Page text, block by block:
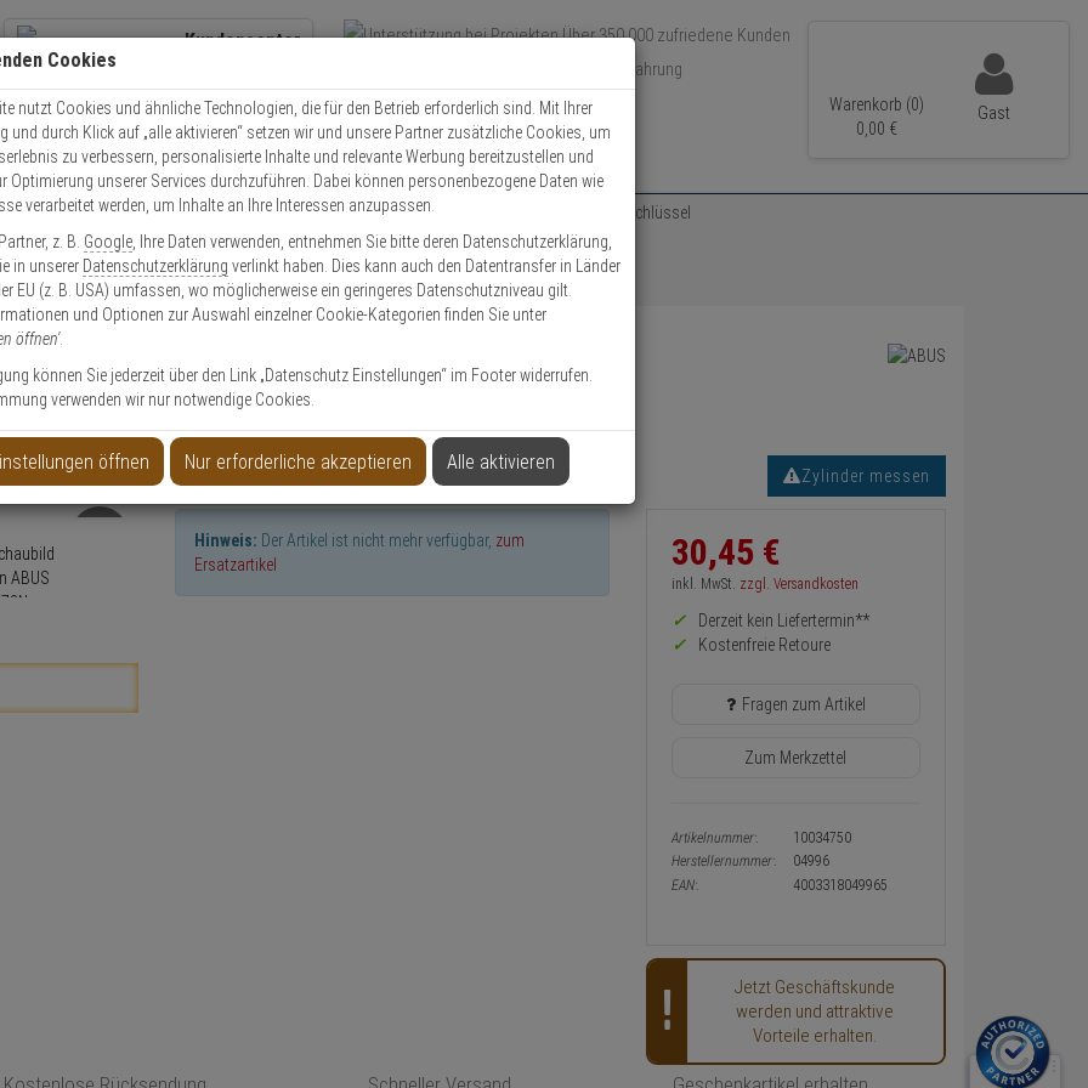
Kundencenter
Kontaktservice nutzen
Mo. - Do.: 8:00 - 16:30 Fr. 8:00 - 14:00 Uhr
Über 350.000 zufriedene Kunden
Über 15 Jahre Erfahrung
Schneller Versand
Warenkorb (0)
0, 00 €
Gast
Schließzylinder Schließzylinder Set ABUS C73N Doppelzylinder 40/45 vs. + 3 Schlüssel
vs. + 3 Schlüssel
Zylinder messen
Hinweis: Der Artikel ist nicht mehr verfügbar, zum
Ersatzartikel
Informationen
zurück
Preis,
und
Warenkorb-
30,45 €
inkl. MwSt. zzgl. Versandkosten
Derzeit kein Liefertermin**
Kostenfreie Retoure
Fragen zum Artikel
Zum Merkzettel
Artikelnummer:
10034750
Herstellernummer:
04996
EAN:
4003318049965
Jetzt Geschäftskunde
werden und attraktive
Vorteile erhalten.
Cookies
nutzt Cookies und ähnliche Technologien, die für den Betrieb erforderlich sind. Mit Ihrer
und durch Klick auf „alle aktivieren“ setzen wir und unsere Partner zusätzliche Cookies, um
zu verbessern, personalisierte Inhalte und relevante Werbung bereitzustellen und
Optimierung unserer Services durchzuführen. Dabei können personenbezogene Daten wie
verarbeitet werden, um Inhalte an Ihre Interessen anzupassen.
z. B. Google , Ihre Daten verwenden, entnehmen Sie bitte deren Datenschutzerklärung,
in unserer Datenschutzerklärung verlinkt haben. Dies kann auch den Datentransfer in Länder
EU (z. B. USA) umfassen, wo möglicherweise ein geringeres Datenschutzniveau gilt.
und Optionen zur Auswahl einzelner Cookie-Kategorien finden Sie unter
öffnen'.
können Sie jederzeit über den Link „Datenschutz Einstellungen“ im Footer widerrufen.
verwenden wir nur notwendige Cookies.
öffnen Nur erforderliche akzeptieren Alle aktivieren